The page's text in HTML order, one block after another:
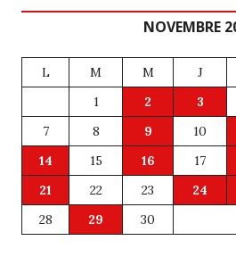
NOVEMBRE
L M M J
1
2 3
7
8 9 10
14
15 16 17
21
22 23 24
28
29 30